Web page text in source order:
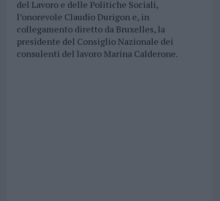
del Lavoro e delle Politiche Sociali,
l’onorevole Claudio Durigon e, in
collegamento diretto da Bruxelles, la
presidente del Consiglio Nazionale dei
consulenti del lavoro Marina Calderone.